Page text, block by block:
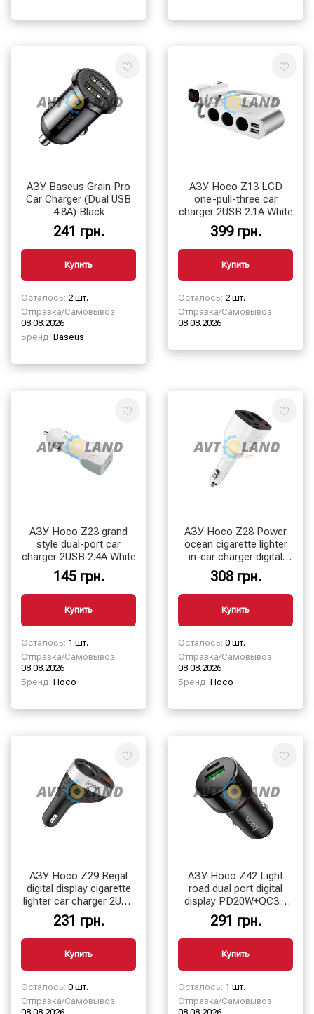
АЗУ Baseus Grain Pro
Car Charger (Dual USB
4.8A) Black
241 грн.
Купить
Осталось: 2 шт.
Отправка/Самовывоз:
08.08.2026
Бренд: Baseus
АЗУ Hoco Z13 LCD
one-pull-three car
charger 2USB 2.1A White
399 грн.
Купить
Осталось: 2 шт.
Отправка/Самовывоз:
08.08.2026
АЗУ Hoco Z23 grand
style dual-port car
charger 2USB 2.4A White
145 грн.
Купить
Осталось: 1 шт.
Отправка/Самовывоз:
08.08.2026
Бренд: Hoco
АЗУ Hoco Z28 Power
ocean cigarette lighter
in-car charger digital
displ 2USB 3.1A White
308 грн.
Купить
Осталось: 0 шт.
Отправка/Самовывоз:
08.08.2026
Бренд: Hoco
АЗУ Hoco Z29 Regal
digital display cigarette
lighter car charger 2USB
3.1A Black
231 грн.
Купить
Осталось: 0 шт.
Отправка/Самовывоз:
АЗУ Hoco Z42 Light
road dual port digital
display PD20W+QC3.0
car charger Black
291 грн.
Купить
Осталось: 1 шт.
Отправка/Самовывоз: